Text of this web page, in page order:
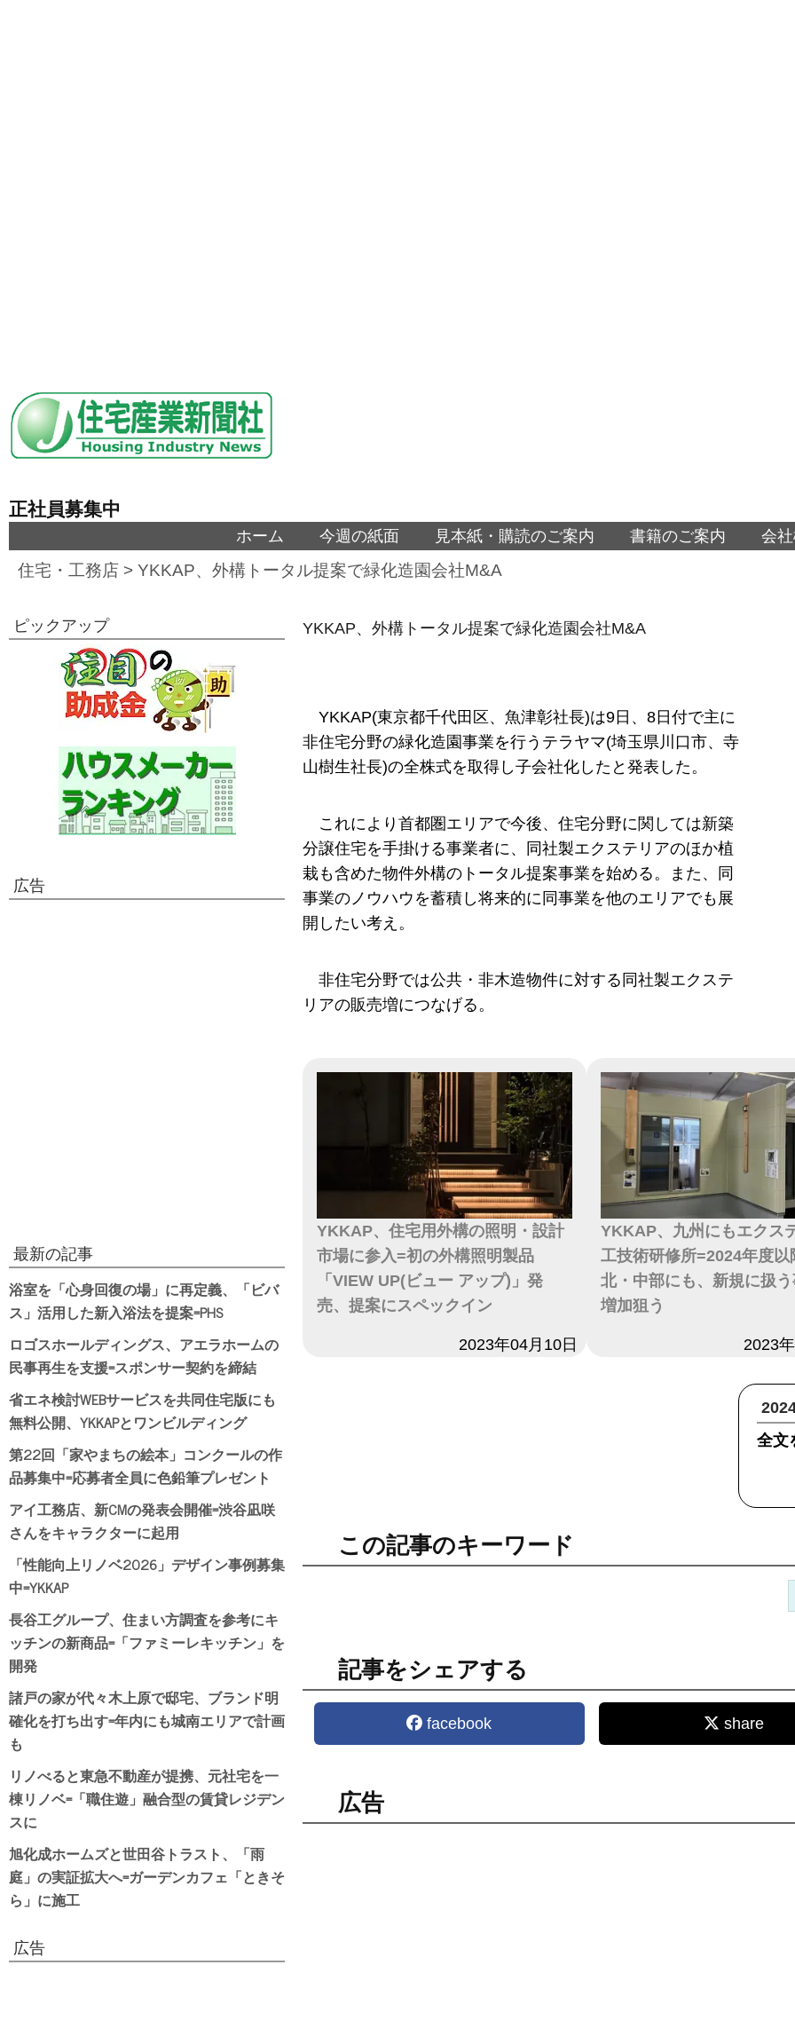
正社員募集中
ホーム 今週の紙面 見本紙・購読のご案内 書籍のご案内 会
住宅・工務店 > YKKAP、外構トータル提案で緑化造園会社M&A
YKKAP、外構トータル提案で緑化造園会社M&A
YKKAP(東京都千代田区、魚津彰社長)は9日、8日付で主に
非住宅分野の緑化造園事業を行うテラヤマ(埼玉県川口市、寺
山樹生社長)の全株式を取得し子会社化したと発表した。
これにより首都圏エリアで今後、住宅分野に関しては新築
分譲住宅を手掛ける事業者に、同社製エクステリアのほか植
栽も含めた物件外構のトータル提案事業を始める。また、同
事業のノウハウを蓄積し将来的に同事業を他のエリアでも展
開したい考え。
非住宅分野では公共・非木造物件に対する同社製エクステ
リアの販売増につなげる。
YKKAP、住宅用外構の照明・設計
市場に参入=初の外構照明製品
「VIEW UP(ビュー アップ)」発
売、提案にスペックイン
2023年04月10日
YKKAP、九州にもエクス
工技術研修所=2024年度以
北・中部にも、新規に扱
増加狙う
2023
全文
この記事のキーワード
記事をシェアする
facebook share
広告
ピックアップ
広告
最新の記事
浴室を「心身回復の場」に再定義、「ビバ
ス」活用した新入浴法を提案=PHS
ロゴスホールディングス、アエラホームの
民事再生を支援=スポンサー契約を締結
省エネ検討WEBサービスを共同住宅版にも
無料公開、YKKAPとワンビルディング
第22回「家やまちの絵本」コンクールの作
品募集中=応募者全員に色鉛筆プレゼント
アイ工務店、新CMの発表会開催=渋谷凪咲
さんをキャラクターに起用
「性能向上リノベ2026」デザイン事例募集
中=YKKAP
長谷工グループ、住まい方調査を参考にキ
ッチンの新商品=「ファミーレキッチン」を
開発
諸戸の家が代々木上原で邸宅、ブランド明
確化を打ち出す=年内にも城南エリアで計画
も
リノべると東急不動産が提携、元社宅を一
棟リノベ=「職住遊」融合型の賃貸レジデン
スに
旭化成ホームズと世田谷トラスト、「雨
庭」の実証拡大へ=ガーデンカフェ「ときそ
ら」に施工
広告